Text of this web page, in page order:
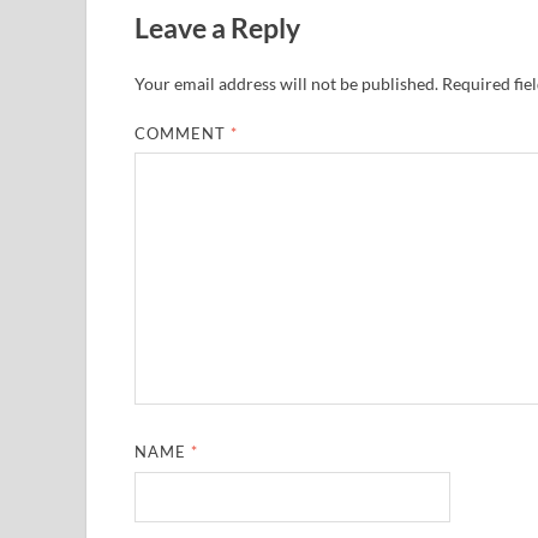
Leave a Reply
Your email address will not be published. Required
COMMENT *
NAME *